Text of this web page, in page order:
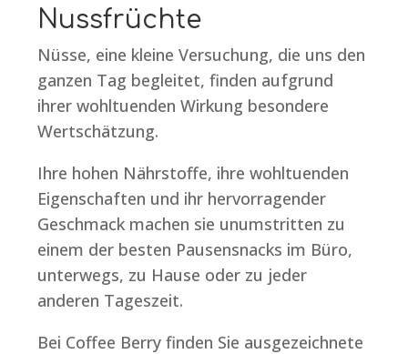
Nussfrüchte
Nüsse, eine kleine Versuchung, die uns den
ganzen Tag begleitet, finden aufgrund
ihrer wohltuenden Wirkung besondere
Wertschätzung.
Ihre hohen Nährstoffe, ihre wohltuenden
Eigenschaften und ihr hervorragender
Geschmack machen sie unumstritten zu
einem der besten Pausensnacks im Büro,
unterwegs, zu Hause oder zu jeder
anderen Tageszeit.
Bei Coffee Berry finden Sie ausgezeichnete